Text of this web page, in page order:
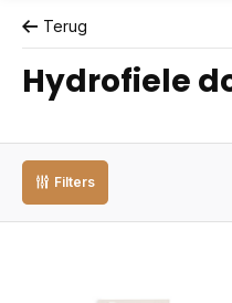
Terug
Hydrofiele
Filters